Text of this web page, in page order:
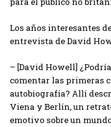
Los años interesantes
entrevista de David
– [David Howell]
comentar las primeras
autobiografía? Allí
Viena y Berlín, un
emotivo sobre un